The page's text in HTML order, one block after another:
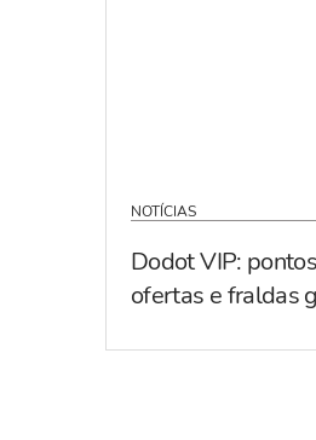
NOTÍCIAS
Dodot VIP:
ofertas e fraldas